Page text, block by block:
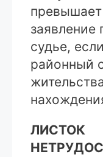
заявление
судье,
районный
ЛИСТОК